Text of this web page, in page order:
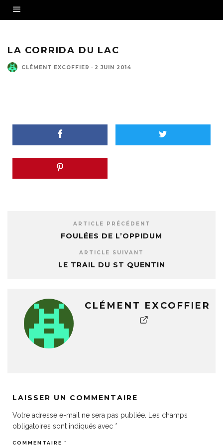
LA CORRIDA DU LAC
CLÉMENT EXCOFFIER · 2 JUIN 2014
ARTICLE PRÉCÉDENT
FOULÉES DE L’OPPIDUM
ARTICLE SUIVANT
LE TRAIL DU ST QUENTIN
CLÉMENT EXCOFFIER
LAISSER UN COMMENTAIRE
Votre adresse e-mail ne sera pas publiée.
Les champs
obligatoires sont indiqués avec *
COMMENTAIRE *